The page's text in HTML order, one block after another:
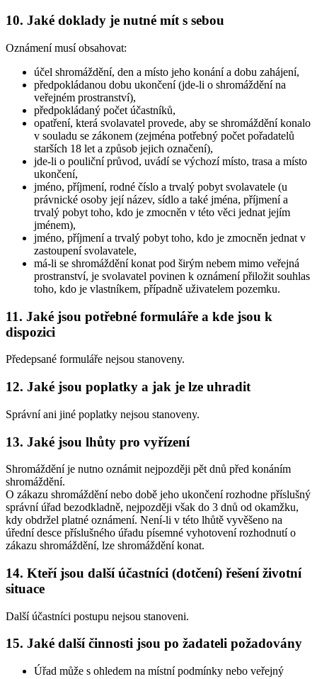
10. Jaké doklady je nutné mít s sebou
Oznámení musí obsahovat:
účel shromáždění, den a místo jeho konání a dobu zahájení,
předpokládanou dobu ukončení (jde-li o shromáždění na
veřejném prostranství),
předpokládaný počet účastníků,
opatření, která svolavatel provede, aby se shromáždění konalo
v souladu se zákonem (zejména potřebný počet pořadatelů
starších 18 let a způsob jejich označení),
jde-li o pouliční průvod, uvádí se výchozí místo, trasa a místo
ukončení,
jméno, příjmení, rodné číslo a trvalý pobyt svolavatele (u
právnické osoby její název, sídlo a také jména, příjmení a
trvalý pobyt toho, kdo je zmocněn v této věci jednat jejím
jménem),
jméno, příjmení a trvalý pobyt toho, kdo je zmocněn jednat v
zastoupení svolavatele,
má-li se shromáždění konat pod širým nebem mimo veřejná
prostranství, je svolavatel povinen k oznámení přiložit souhlas
toho, kdo je vlastníkem, případně uživatelem pozemku.
11. Jaké jsou potřebné formuláře a kde jsou k
dispozici
Předepsané formuláře nejsou stanoveny.
12. Jaké jsou poplatky a jak je lze uhradit
Správní ani jiné poplatky nejsou stanoveny.
13. Jaké jsou lhůty pro vyřízení
Shromáždění je nutno oznámit nejpozději pět dnů před konáním
shromáždění.
O zákazu shromáždění nebo době jeho ukončení rozhodne příslušný
správní úřad bezodkladně, nejpozději však do 3 dnů od okamžku,
kdy obdržel platné oznámení. Není-li v této lhůtě vyvěšeno na
úřední desce příslušného úřadu písemné vyhotovení rozhodnutí o
zákazu shromáždění, lze shromáždění konat.
14. Kteří jsou další účastníci (dotčení) řešení životní
situace
Další účastníci postupu nejsou stanoveni.
15. Jaké další činnosti jsou po žadateli požadovány
Úřad může s ohledem na místní podmínky nebo veřejný